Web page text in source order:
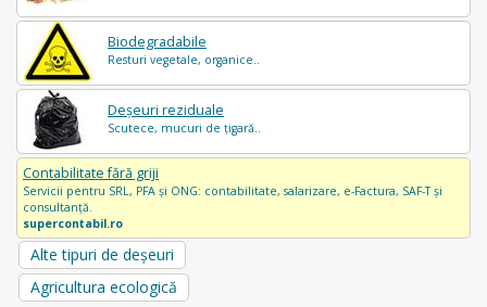
Biodegradabile
Resturi vegetale, organice..
Deșeuri reziduale
Scutece, mucuri de țigară..
Contabilitate fără griji
Servicii pentru SRL, PFA și ONG: contabilitate, salarizare, e-Factura, SAF-T și
consultanță.
supercontabil.ro
Alte tipuri de deșeuri
Agricultura ecologică